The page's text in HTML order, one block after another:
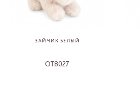
ЗАЙЧИК БЕЛЫЙ
OT8027